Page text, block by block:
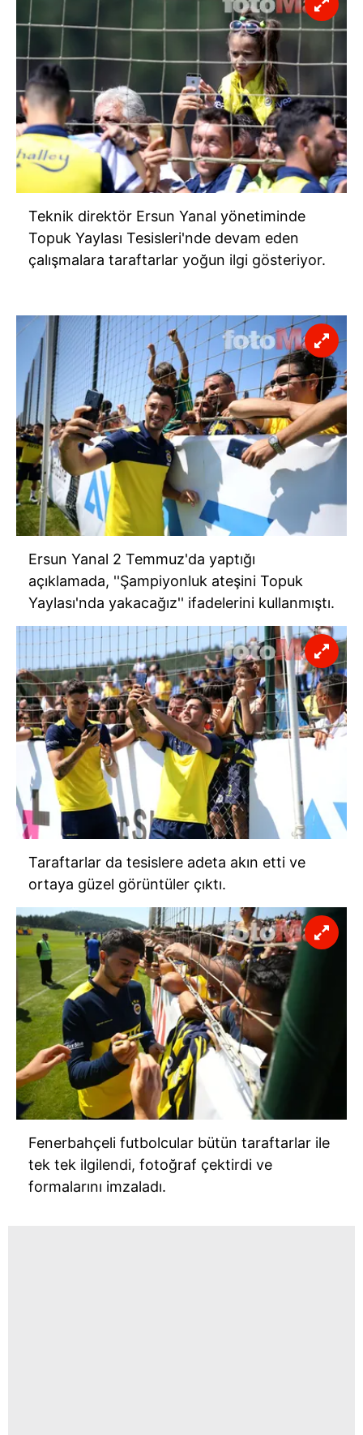
Teknik direktör Ersun Yanal yönetiminde
Topuk Yaylası Tesisleri'nde devam eden
çalışmalara taraftarlar yoğun ilgi gösteriyor.
Ersun Yanal 2 Temmuz'da yaptığı
açıklamada, ''Şampiyonluk ateşini Topuk
Yaylası'nda yakacağız'' ifadelerini kullanmıştı.
Taraftarlar da tesislere adeta akın etti ve
ortaya güzel görüntüler çıktı.
Fenerbahçeli futbolcular bütün taraftarlar ile
tek tek ilgilendi, fotoğraf çektirdi ve
formalarını imzaladı.